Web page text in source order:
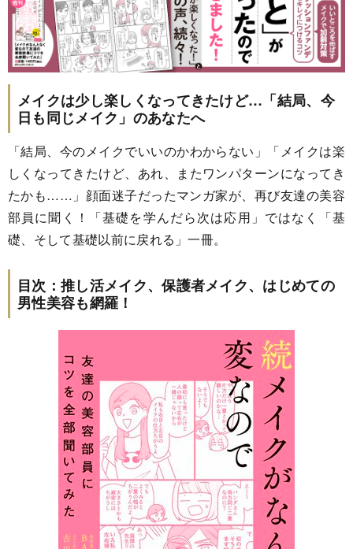
メイクは少し楽しくなってきたけど…「結局、今
日も同じメイク」のあなたへ
「結局、今のメイクでいいのかわからない」「メイクは楽
しくなってきたけど、あれ、またワンパターンになってき
たかも……」顔面迷子だったマンガ家が、再び友達の美容
部員に聞く！「基礎を学んだら次は応用」ではなく「基
礎、そして基礎以前に戻れる」一冊。
目次：推し活メイク、保護者メイク、はじめての
男性美容も網羅！